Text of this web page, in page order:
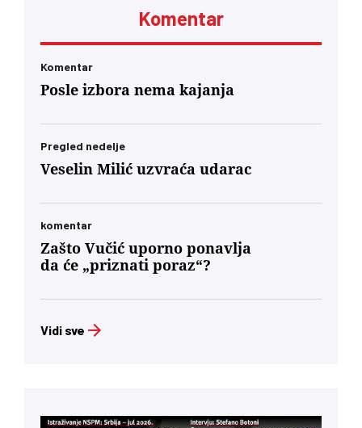
minuta bili lojalni, entuzijastični saučesnici
verovatno nositi veću političku težinu od glasa
Mađara u Subotici. To jeste politički škakljivo,
usidrena u 21. vek – svesno odvojena od
toksične prošlosti koja nam je trovala društvo
Komentar
Komentar
Posle izbora nema kajanja
Pregled nedelje
Veselin Milić uzvraća udarac
komentar
Zašto Vučić uporno ponavlja
da će „priznati poraz“?
Vidi sve